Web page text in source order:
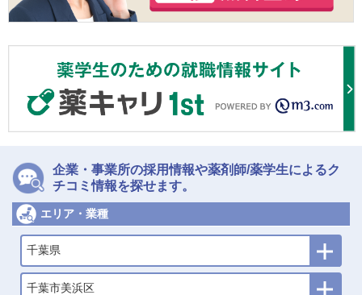
企業・事業所の採用情報や薬剤師/薬学生によるク
チコミ情報を探せます。
エリア・業種
千葉県
千葉市美浜区